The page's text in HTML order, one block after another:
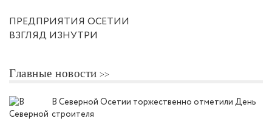
ПРЕДПРИЯТИЯ ОСЕТИИ
ВЗГЛЯД ИЗНУТРИ
Главные новости
В Северной Осетии торжественно отметили День
строителя